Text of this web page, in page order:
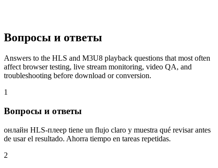
Вопросы и ответы
Answers to the HLS and M3U8 playback questions that most often
affect browser testing, live stream monitoring, video QA, and
troubleshooting before download or conversion.
1
Вопросы и ответы
онлайн HLS-плеер tiene un flujo claro y muestra qué revisar antes
de usar el resultado. Ahorra tiempo en tareas repetidas.
2